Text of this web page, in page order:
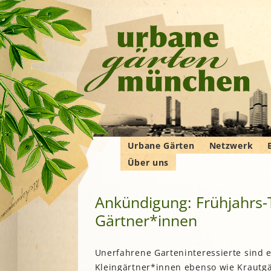
Urbane Gärten
Gemeinschaftsgärten
Kleingärten
Krautgärten
Lehr- und
Demonstrationsgärten
Netzwerk
Imkern
Solidarische
Über uns
Das Manifest
Ankündigung:
Gärtner*innen
Unerfahrene Garteninteressierte sind
Kleingärtner*innen ebenso wie